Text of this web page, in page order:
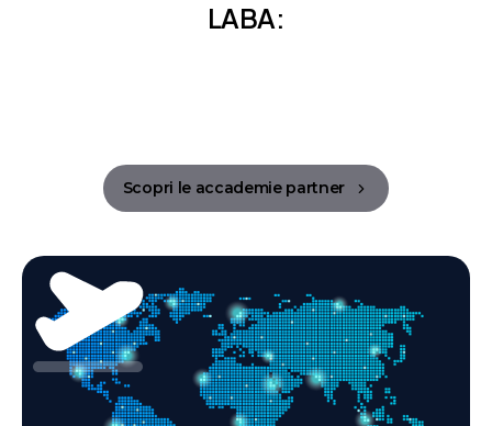
LABA:
Scopri le accademie partner